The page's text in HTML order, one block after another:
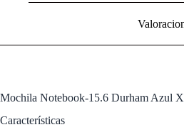
Mochila Notebook-15.6 Durham Azul
Características